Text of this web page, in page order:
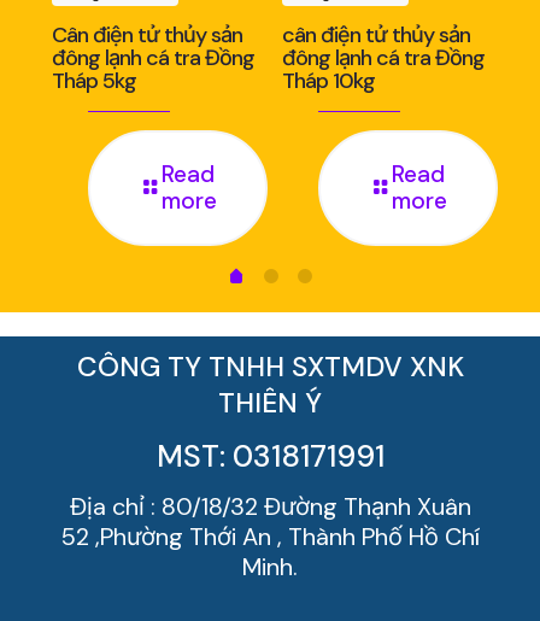
Cân điện tử thủy sản
đông lạnh cá tra Đồng
Tháp 5kg
Read
more
cân điện tử thủy sản
đông lạnh cá tra Đồng
Tháp 10kg
Read
more
CÔNG TY TNHH SXTMDV XNK
THIÊN Ý
MST: 0318171991
Địa chỉ : 80/18/32 Đường Thạnh Xuân
52 ,Phường Thới An , Thành Phố Hồ Chí
Minh.